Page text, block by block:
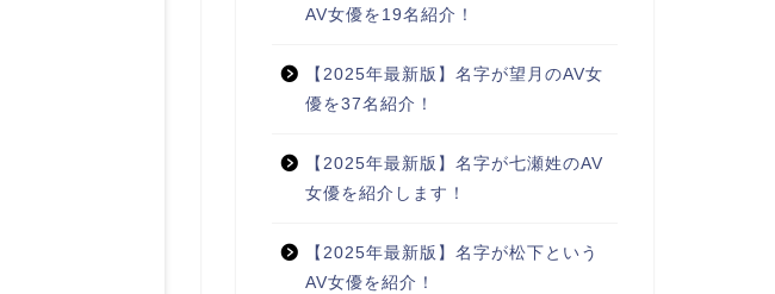
AV女優を19名紹介！
【2025年最新版】名字が望月のAV女
優を37名紹介！
【2025年最新版】名字が七瀬姓のAV
女優を紹介します！
【2025年最新版】名字が松下という
AV女優を紹介！